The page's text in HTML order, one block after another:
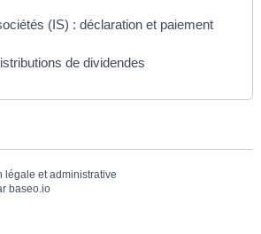
(IS) : déclaration et paiement
de dividendes
légale et administrative
baseo.io